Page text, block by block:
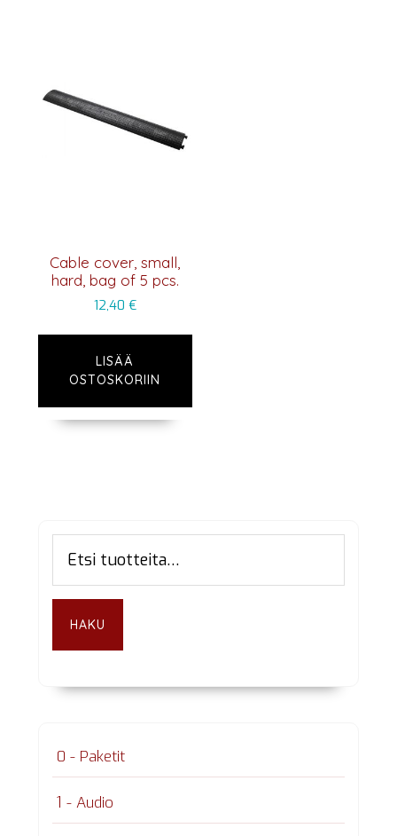
Cable cover, small,
hard, bag of 5 pcs.
12,40 €
LISÄÄ
OSTOSKORIIN
Ensisijainen
sivupalkki
HAKU
0 - Paketit
1 - Audio